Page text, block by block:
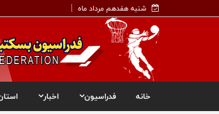
شنبه هفدهم مرداد ماه
خانه فدراسیون اخبار